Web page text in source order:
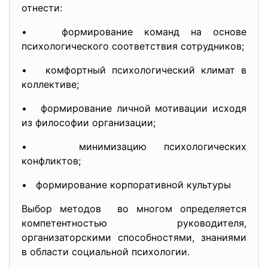
отнести:
• формирование команд на основе
психологического соответствия сотрудников;
• комфортный психологический климат в
коллективе;
• формирование личной мотивации исходя
из философии организации;
• минимизацию психологических
конфликтов;
• формирование корпоративной культуры
Выбор методов во многом определяется
компетентностью руководителя,
организаторскими способностями, знаниями
в области социальной психологии.